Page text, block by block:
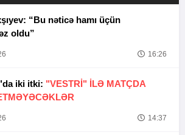
“Bu nəticə hamı üçün
oldu”
16:26
iki itki: "VESTRİ" İLƏ MATÇDA
14:37